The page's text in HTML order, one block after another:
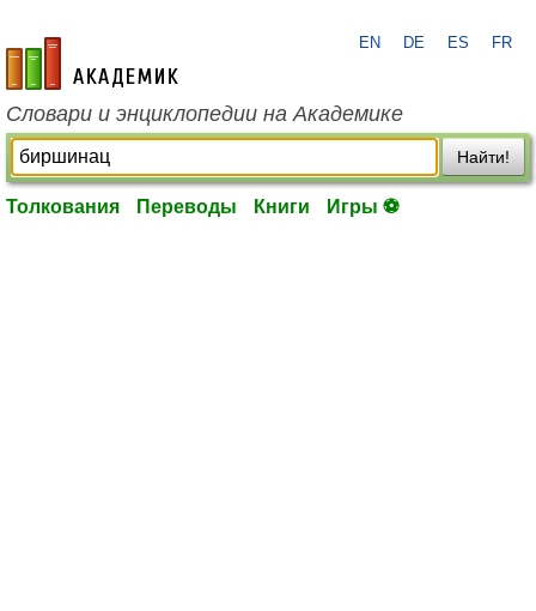
academic.ru
EN DE ES FR
Словари и энциклопедии на Академике
Найти!
Толкования Переводы Книги Игры ⚽